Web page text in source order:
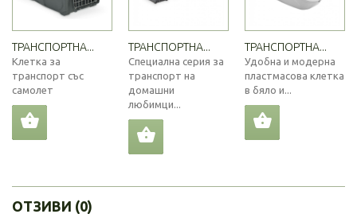
ТРАНСПОРТНА...
Клетка за
транспорт със
самолет
ТРАНСПОРТНА...
Специална серия за
транспорт на
домашни
любимци...
ТРАНСПОРТНА...
Удобна и модерна
пластмасова клетка
в бяло и...
ОТЗИВИ (0)